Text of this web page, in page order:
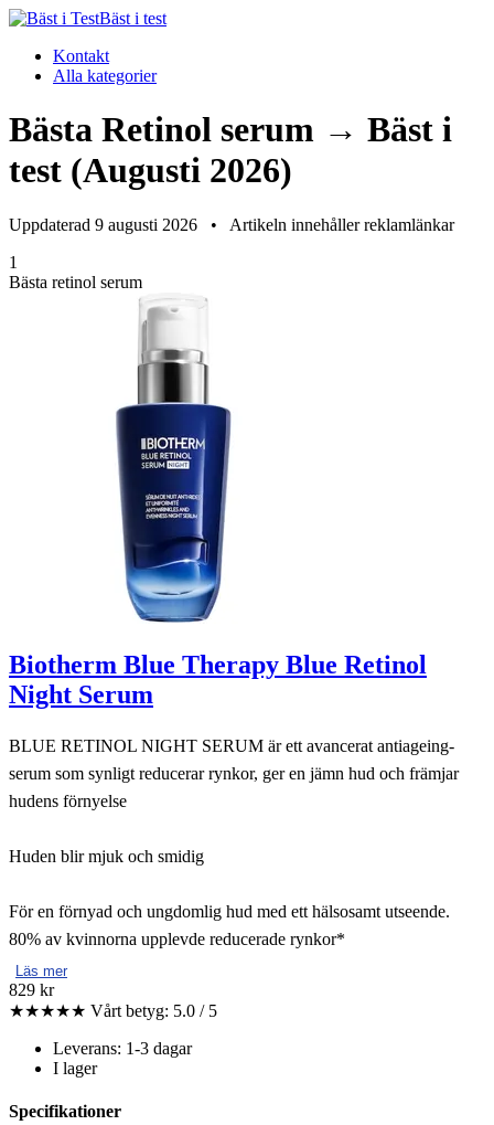
Bäst i test
Kontakt
Alla kategorier
Bästa Retinol serum → Bäst i
test (Augusti 2026)
Uppdaterad 9 augusti 2026 •
Artikeln innehåller reklamlänkar
1
Bästa retinol serum
Biotherm Blue Therapy Blue Retinol
Night Serum
BLUE RETINOL NIGHT SERUM är ett avancerat antiageing-
serum som synligt reducerar rynkor, ger en jämn hud och främjar
hudens förnyelse
Huden blir mjuk och smidig
För en förnyad och ungdomlig hud med ett hälsosamt utseende.
80% av kvinnorna upplevde reducerade rynkor*
Läs mer
829 kr
★★★★★ Vårt betyg: 5.0 / 5
Leverans: 1-3 dagar
I lager
Specifikationer